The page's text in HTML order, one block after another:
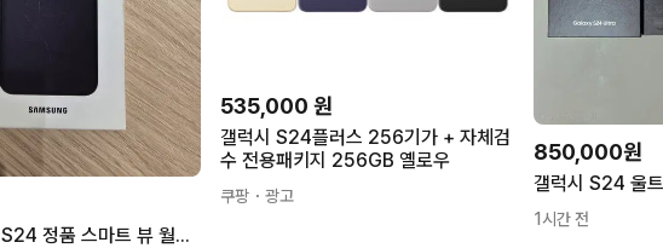
삼성 갤럭시 S24 정품 스마트 뷰 월렛 케이스
535,000 원
갤럭시 S24플러스 256기가 + 자체검
수 전용패키지 256GB 옐로우
쿠팡 ・광고
850,000원
1시간 전